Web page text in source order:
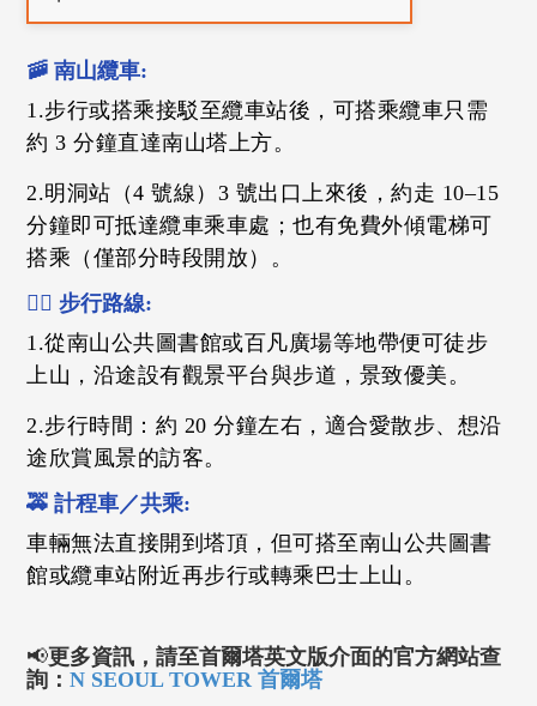
🚠 南山纜車:
1.步行或搭乘接駁至纜車站後，可搭乘纜車只需
約 3 分鐘直達南山塔上方。
2.明洞站（4 號線）3 號出口上來後，約走 10–15
分鐘即可抵達纜車乘車處；也有免費外傾電梯可
搭乘（僅部分時段開放）。
🚶‍♀️ 步行路線:
1.從南山公共圖書館或百凡廣場等地帶便可徒步
上山，沿途設有觀景平台與步道，景致優美。
2.步行時間：約 20 分鐘左右，適合愛散步、想沿
途欣賞風景的訪客。
🚕 計程車／共乘:
車輛無法直接開到塔頂，但可搭至南山公共圖書
館或纜車站附近再步行或轉乘巴士上山。
📢更多資訊，請至首爾塔英文版介面的官方網站查
詢：N SEOUL TOWER 首爾塔